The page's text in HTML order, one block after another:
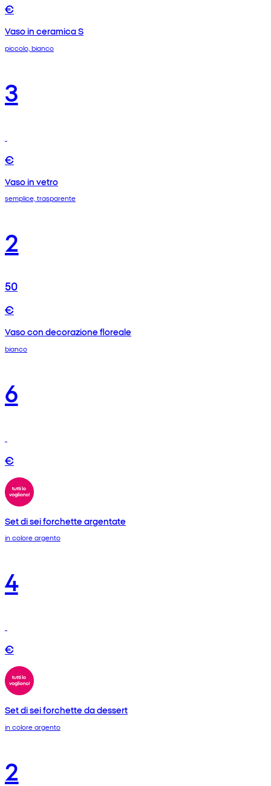
€
Vaso in ceramica S
piccolo, bianco
3
€
Vaso in vetro
semplice, trasparente
2
50
€
Vaso con decorazione floreale
bianco
6
€
Set di sei forchette argentate
in colore argento
4
€
Set di sei forchette da dessert
in colore argento
2